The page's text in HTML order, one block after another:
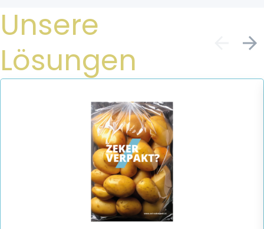
Unsere
Lösungen